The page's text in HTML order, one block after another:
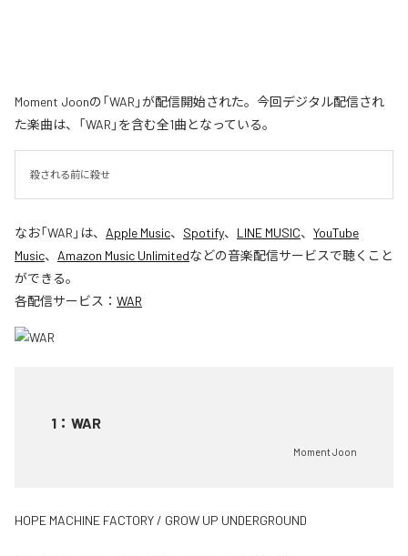
Moment Joonの「WAR」が配信開始された。今回デジタル配信され
た楽曲は、「WAR」を含む全1曲となっている。
殺される前に殺せ
なお「WAR 」は、 Apple Music、 Spotify、 LINE MUSIC、 YouTube
Music、 Amazon Music Unlimitedなどの音楽配信サービスで聴くこと
ができる。
各配信サービス： WAR
1 ： WAR
Moment Joon
HOPE MACHINE FACTORY / GROW UP UNDERGROUND